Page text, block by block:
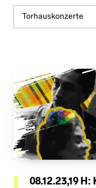
KATEGORIEN
Kategorien
08.12.23,19